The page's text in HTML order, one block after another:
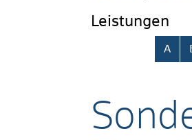
Leistungen
A